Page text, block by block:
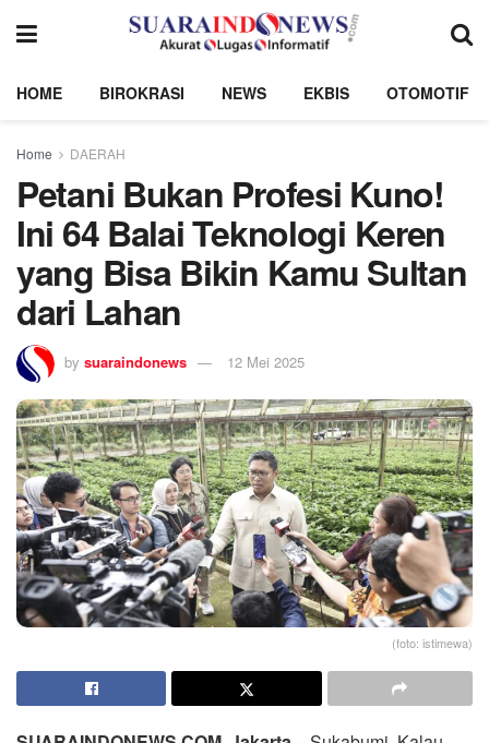
HOME BIROKRASI NEWS EKBIS OTOMOTIF
Home DAERAH
Petani Bukan Profesi Kuno!
Ini 64 Balai Teknologi Keren
yang Bisa Bikin Kamu Sultan
dari Lahan
by suaraindonews 12 Mei 2025
(foto: istimewa)